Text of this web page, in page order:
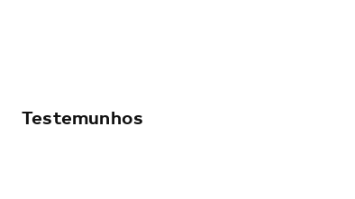
Testemunhos